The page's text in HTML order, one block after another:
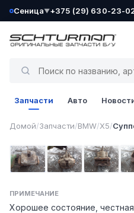
Сеница▼
Ваш склад определён как:
+375 (29) 630-23-
Запчасти Авто
Домой/Запчасти/BMW/X5/
ПРИМЕЧАНИЕ
Хорошее состояние,